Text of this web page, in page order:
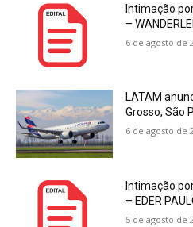
Intimação
–
6 de agosto de
LATAM
Grosso, São
6 de agosto de
Intimação
– EDER
5 de agosto de